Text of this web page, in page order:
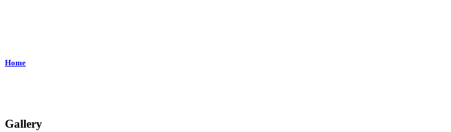
Home
Gallery